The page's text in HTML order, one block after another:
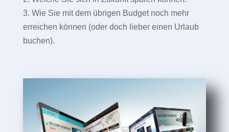
3. Wie Sie mit dem übrigen Budget noch mehr
erreichen können (oder doch lieber einen Urlaub
buchen).